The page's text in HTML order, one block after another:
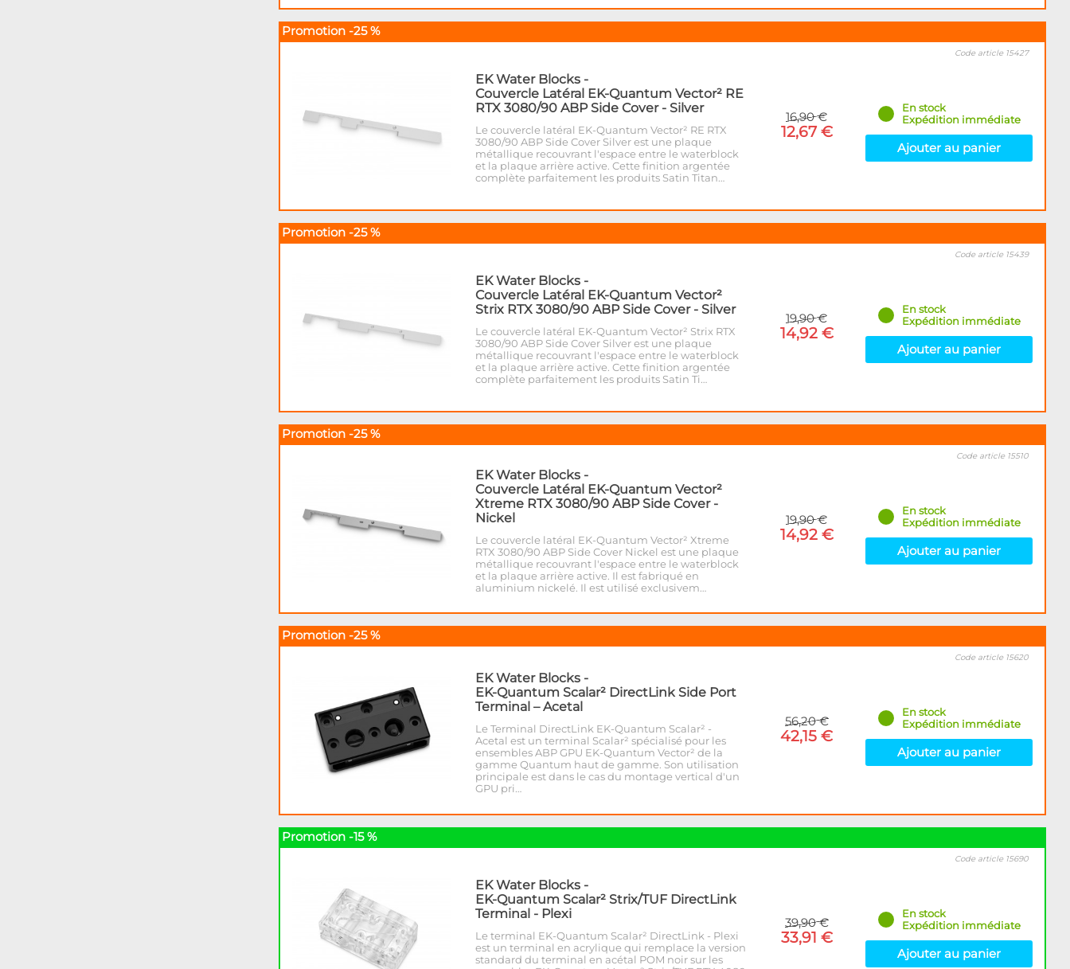
Promotion -25 %
EK Water Blocks -
Couvercle Latéral EK-Quantum Vector² RE
RTX 3080/90 ABP Side Cover - Silver
Le couvercle latéral EK-Quantum Vector² RE RTX
3080/90 ABP Side Cover Silver est une plaque
métallique recouvrant l'espace entre le waterblock
et la plaque arrière active. Cette finition argentée
complète parfaitement les produits Satin Titan…
16,90 €
12,67 €
Code article 15427
En stock
Expédition immédiate
Ajouter au panier
Promotion -25 %
EK Water Blocks -
Couvercle Latéral EK-Quantum Vector²
Strix RTX 3080/90 ABP Side Cover - Silver
Le couvercle latéral EK-Quantum Vector² Strix RTX
3080/90 ABP Side Cover Silver est une plaque
métallique recouvrant l'espace entre le waterblock
et la plaque arrière active. Cette finition argentée
complète parfaitement les produits Satin Ti…
19,90 €
14,92 €
Code article 15439
En stock
Expédition immédiate
Ajouter au panier
Promotion -25 %
EK Water Blocks -
Couvercle Latéral EK-Quantum Vector²
Xtreme RTX 3080/90 ABP Side Cover -
Nickel
Le couvercle latéral EK-Quantum Vector² Xtreme
RTX 3080/90 ABP Side Cover Nickel est une plaque
métallique recouvrant l'espace entre le waterblock
et la plaque arrière active. Il est fabriqué en
aluminium nickelé. Il est utilisé exclusivem…
19,90 €
14,92 €
Code article 15510
En stock
Expédition immédiate
Ajouter au panier
Promotion -25 %
EK Water Blocks -
EK-Quantum Scalar² DirectLink Side Port
Terminal – Acetal
Le Terminal DirectLink EK-Quantum Scalar² -
Acetal est un terminal Scalar² spécialisé pour les
ensembles ABP GPU EK-Quantum Vector² de la
gamme Quantum haut de gamme. Son utilisation
principale est dans le cas du montage vertical d'un
GPU pri…
56,20 €
42,15 €
Code article 15620
En stock
Expédition immédiate
Ajouter au panier
Promotion -15 %
EK Water Blocks -
EK-Quantum Scalar² Strix/TUF DirectLink
Terminal - Plexi
Le terminal EK-Quantum Scalar² DirectLink - Plexi
est un terminal en acrylique qui remplace la version
standard du terminal en acétal POM noir sur les
39,90 €
33,91 €
Code article 15690
En stock
Expédition immédiate
Ajouter au panier